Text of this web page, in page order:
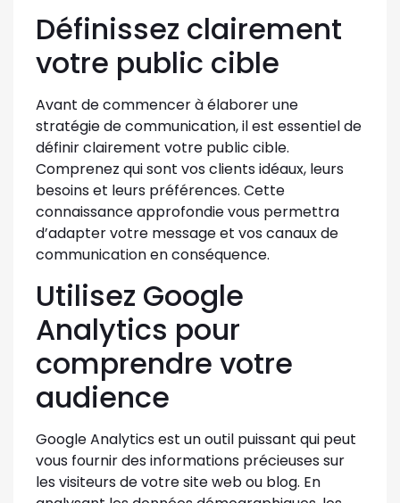
Définissez clairement
votre public cible
Avant de commencer à élaborer une
stratégie de communication, il est essentiel de
définir clairement votre public cible.
Comprenez qui sont vos clients idéaux, leurs
besoins et leurs préférences. Cette
connaissance approfondie vous permettra
d’adapter votre message et vos canaux de
communication en conséquence.
Utilisez Google
Analytics pour
comprendre votre
audience
Google Analytics est un outil puissant qui peut
vous fournir des informations précieuses sur
les visiteurs de votre site web ou blog. En